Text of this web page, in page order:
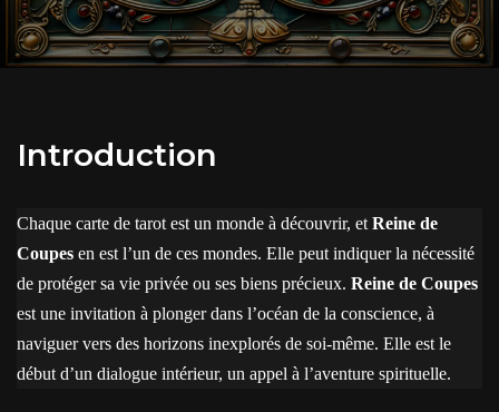
Introduction
Chaque carte de tarot est un monde à découvrir, et Reine de
Coupes en est l’un de ces mondes. Elle peut indiquer la nécessité
de protéger sa vie privée ou ses biens précieux. Reine de Coupes
est une invitation à plonger dans l’océan de la conscience, à
naviguer vers des horizons inexplorés de soi-même. Elle est le
début d’un dialogue intérieur, un appel à l’aventure spirituelle.